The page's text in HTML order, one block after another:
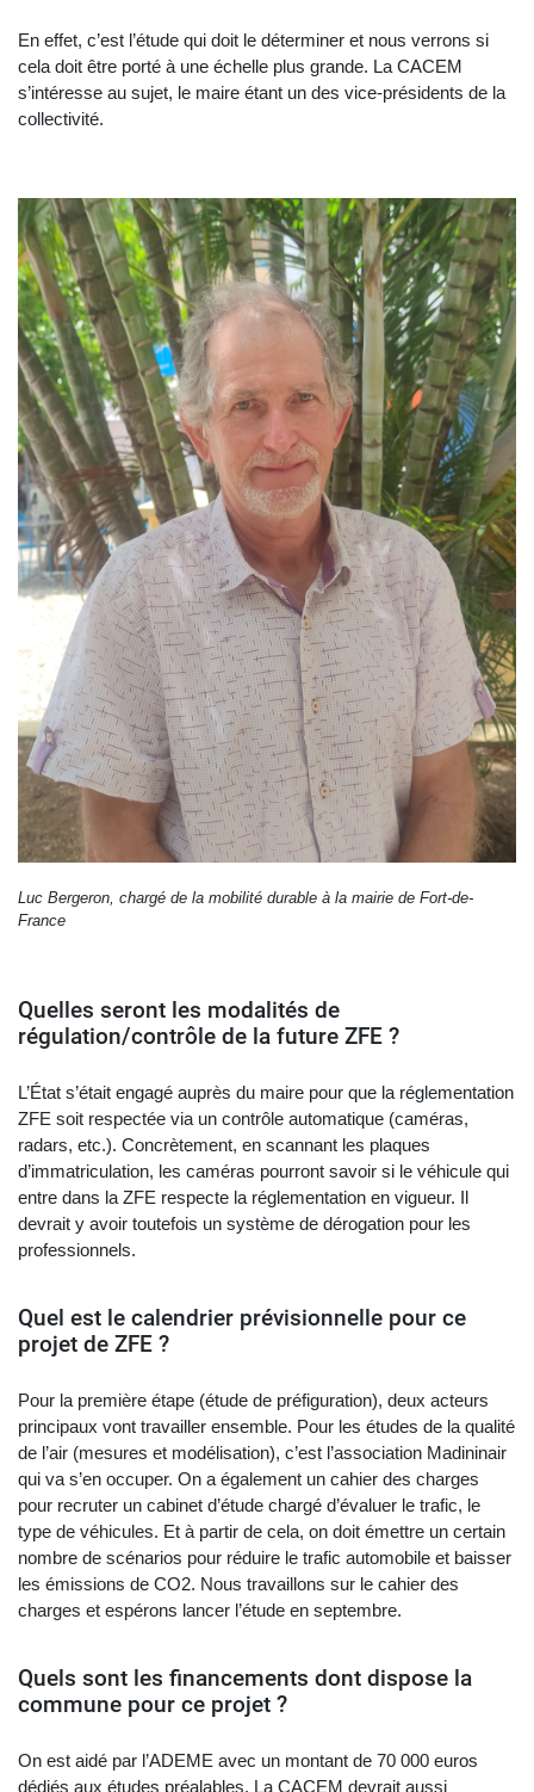
En effet, c’est l’étude qui doit le déterminer et nous verrons si
cela doit être porté à une échelle plus grande. La CACEM
s’intéresse au sujet, le maire étant un des vice-présidents de la
collectivité.
Luc Bergeron, chargé de la mobilité durable à la mairie de Fort-de-
France
Quelles seront les modalités de
régulation/contrôle de la future ZFE ?
L’État s’était engagé auprès du maire pour que la réglementation
ZFE soit respectée via un contrôle automatique (caméras,
radars, etc.). Concrètement, en scannant les plaques
d’immatriculation, les caméras pourront savoir si le véhicule qui
entre dans la ZFE respecte la réglementation en vigueur. Il
devrait y avoir toutefois un système de dérogation pour les
professionnels.
Quel est le calendrier prévisionnelle pour ce
projet de ZFE ?
Pour la première étape (étude de préfiguration), deux acteurs
principaux vont travailler ensemble. Pour les études de la qualité
de l’air (mesures et modélisation), c’est l’association Madininair
qui va s’en occuper. On a également un cahier des charges
pour recruter un cabinet d’étude chargé d’évaluer le trafic, le
type de véhicules. Et à partir de cela, on doit émettre un certain
nombre de scénarios pour réduire le trafic automobile et baisser
les émissions de CO2. Nous travaillons sur le cahier des
charges et espérons lancer l’étude en septembre.
Quels sont les financements dont dispose la
commune pour ce projet ?
On est aidé par l’ADEME avec un montant de 70 000 euros
dédiés aux études préalables. La CACEM devrait aussi